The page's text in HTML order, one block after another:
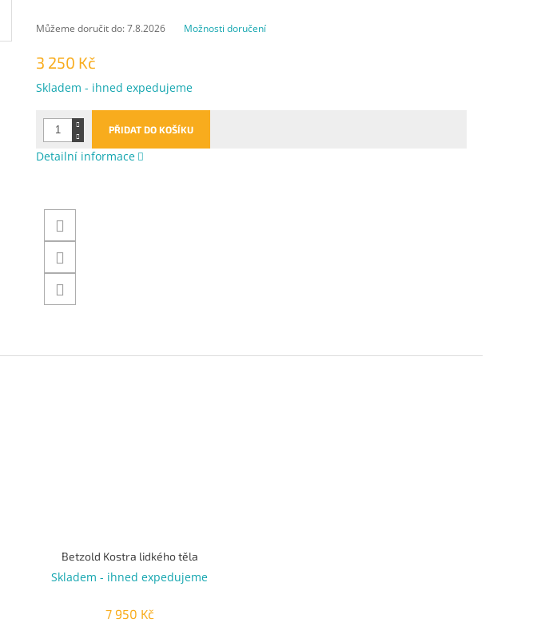
3 250 Kč
Měrná
Skladem - ihned expedujeme
Můžeme doručit do:7.8.2026 Možnosti doručení
PŘIDAT DO KOŠÍKU
Detailní informace
Betzold Kostra lidkého těla
Skladem - ihned expedujeme
7 950 Kč